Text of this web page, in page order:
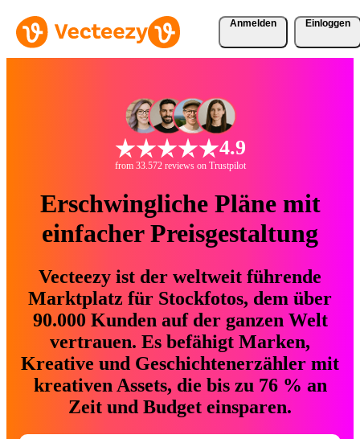
Anmelden Einloggen
4.9
from 33.572 reviews on Trustpilot
Erschwingliche Pläne mit
einfacher Preisgestaltung
Vecteezy ist der weltweit führende
Marktplatz für Stockfotos, dem über
90.000 Kunden auf der ganzen Welt
vertrauen. Es befähigt Marken,
Kreative und Geschichtenerzähler mit
kreativen Assets, die bis zu 76 % an
Zeit und Budget einsparen.